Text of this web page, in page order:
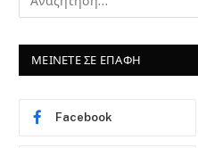
ΜΕΙΝΕΤΕ ΣΕ ΕΠΑΦΗ
Facebook